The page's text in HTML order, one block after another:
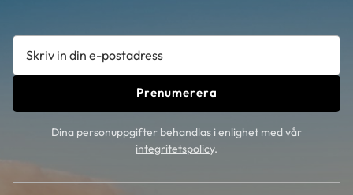
Prenumerera
Dina personuppgifter behandlas i enlighet med vår
integritetspolicy.